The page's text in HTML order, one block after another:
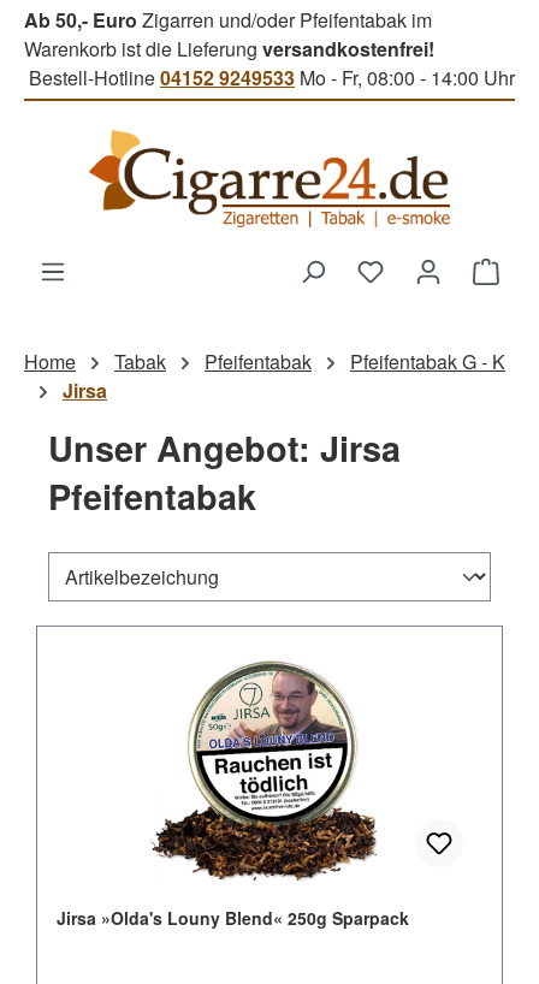
Zum Hauptinhalt springen
Ab 50,- Euro Zigarren und/oder Pfeifentabak im
Warenkorb ist die Lieferung versandkostenfrei!
Bestell-Hotline04152 9249533 Mo - Fr, 08:00 - 14:00 Uhr
Du hast 0
Home Tabak Pfeifentabak
Pfeifentabak G - K
Jirsa
Unser Angebot: Jirsa
Pfeifentabak
Jirsa »Olda's Louny Blend« 250g Sparpack